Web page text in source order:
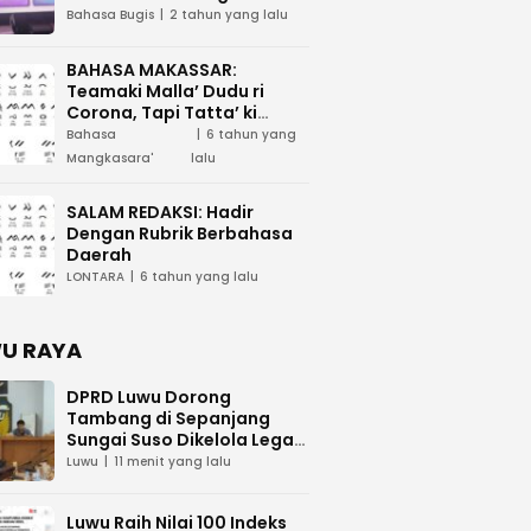
Tau Maega e Ri Luwu Timur
Bahasa Bugis 2 tahun yang lalu
BAHASA MAKASSAR:
Teamaki Malla’ Dudu ri
Corona, Tapi Tatta’ ki
Waspada
Bahasa
Mangkasara'
6 tahun yang
lalu
SALAM REDAKSI: Hadir
Dengan Rubrik Berbahasa
Daerah
LONTARA 6 tahun yang lalu
RAYA
DPRD Luwu Dorong
Tambang di Sepanjang
Sungai Suso Dikelola Legal,
Masyarakat Diminta
Luwu 11 menit yang lalu
Luwu Raih Nilai 100 Indeks